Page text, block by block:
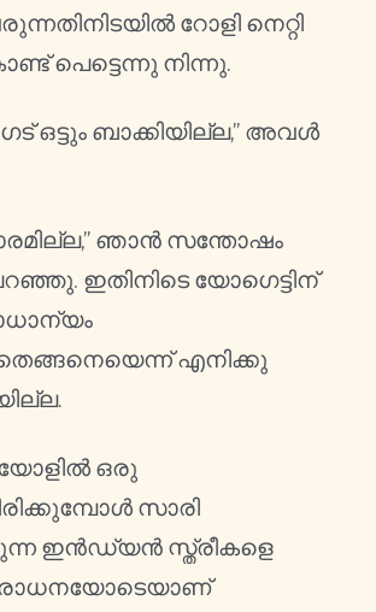
റോളി നെറ്റി
പെട്ടെന്നു നിന്നു.
ഒട്ടും ബാക്കിയില്ല,” അവൾ
ഞാൻ സന്തോഷം
ഇതിനിടെ യോഗെട്ടിന്
എനിക്കു
ഒരു
സാരി
ഇൻഡ്യൻ സ്ത്രീകളെ